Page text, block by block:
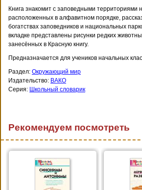
Книга знакомит с заповедными территориями
расположенных в алфавитном порядке,
богатствах заповедников и национальных
вкладке представлены рисунки редких
занесённых в Красную книгу.
Предназначается для учеников начальных
Раздел: Окружающий мир
Издательство: ВАКО
Серия: Школьный словарик
Рекомендуем посмотреть